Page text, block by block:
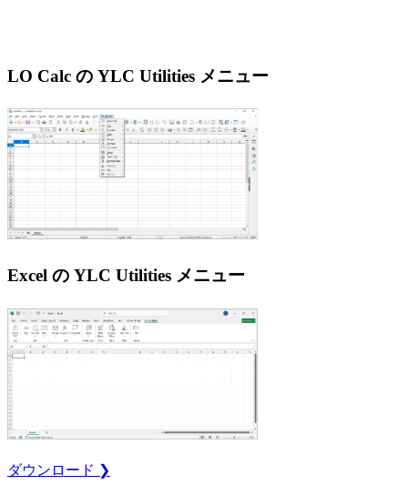
LO Calc の YLC Utilities メニュー
Excel の YLC Utilities メニュー
ダウンロード ❯